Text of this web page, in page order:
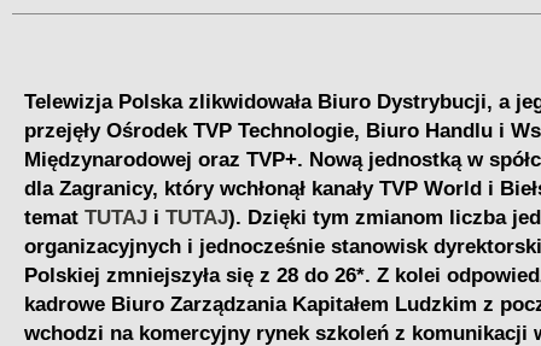
Telewizja Polska zlikwidowała Biuro Dystrybucji, a
przejęły Ośrodek TVP Technologie, Biuro Handlu i
Międzynarodowej oraz TVP+. Nową jednostką w
dla Zagranicy, który wchłonął kanały TVP World i
temat TUTAJ i TUTAJ). Dzięki tym zmianom liczba
organizacyjnych i jednocześnie stanowisk
Polskiej zmniejszyła się z 28 do 26*. Z kolei
kadrowe Biuro Zarządzania Kapitałem Ludzkim z
wchodzi na komercyjny rynek szkoleń z komunikacji